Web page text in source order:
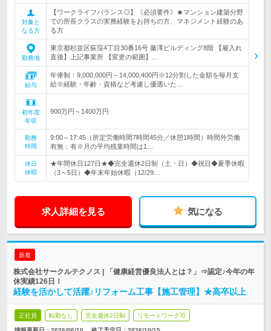
対象と
なる方
【ワークライフバランス◎】《必須要件》★マンション建築分野
での所長クラスの実務経験をお持ちの方、マネジメント経験のあ
る方
勤務地
東京都杉並区荻窪4丁目30番16号 藤澤ビルディング8階 【雇入れ
直後】上記事業所 【変更の範囲】…
給与
年俸制：9,000,000円～14,000,400円※12分割した金額を毎月支
給※経験・年齢・資格など考慮し優遇いた…
初年度
年収
900万円～1400万円
勤務
時間
9:00～17:45（所定労働時間7時間45分／休憩1時間）時間外労働
有無：有※月の平均残業時間は1…
休日
休暇
★年間休日127日★◆完全週休2日制（土・日）◆祝日◆夏季休暇
（3～5日）◆年末年始休暇（12/29…
求人詳細を見る 気になる
新着
株式会社サークルテクノス | 「健康経営優良法人とは？」⇒認定♪今年の年
休実績126日！
経験を活かして活躍♪リフォーム工事【施工管理】★高卒以上
正社員 転勤なし 完全週休2日制 リモートワーク可